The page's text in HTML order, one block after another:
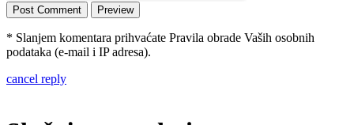
* Slanjem komentara prihvaćate Pravila obrade Vaših osobnih
podataka (e-mail i IP adresa).
cancel reply